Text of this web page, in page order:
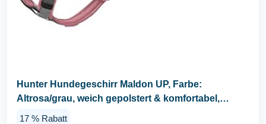
Hunter Hundegeschirr Maldon UP, Farbe:
Altrosa/grau, weich gepolstert & komfortabel,
17 % Rabatt